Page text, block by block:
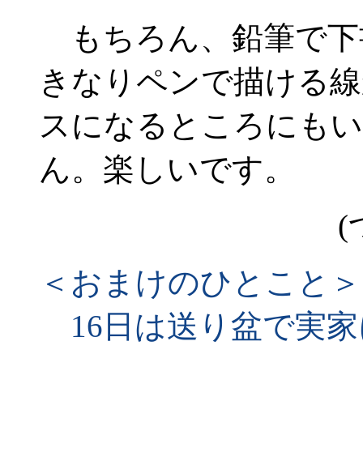
もちろん、鉛筆で
きなりペンで描ける
スになるところにも
ん。楽しいです。
(
＜おまけのひとこと＞
16日は送り盆で実